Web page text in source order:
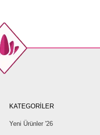
KATEGORİLER
Yeni Ürünler '26